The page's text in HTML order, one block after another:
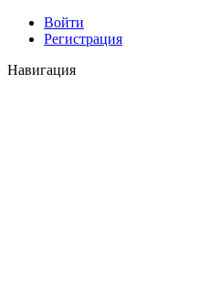
Войти
Регистрация
Навигация